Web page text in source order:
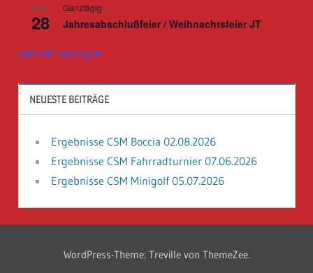
NOV.
28
Ganztägig
Jahresabschlußfeier / Weihnachtsfeier JT
Kalender anzeigen
NEUESTE BEITRÄGE
Ergebnisse CSM Boccia 02.08.2026
Ergebnisse CSM Fahrradturnier 07.06.2026
Ergebnisse CSM Minigolf 05.07.2026
WordPress-Theme: Treville von ThemeZee.